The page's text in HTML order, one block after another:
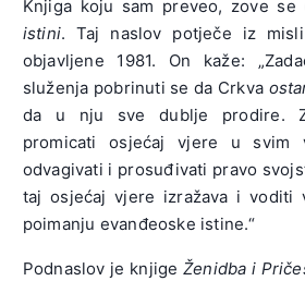
Knjiga koju sam preveo, zove se
istini. Taj naslov potječe iz
objavljene 1981. On kaže:
služenja pobrinuti se da Crkva
da u nju sve dublje prodire.
promicati osjećaj vjere u svim
odvagivati i prosuđivati pravo
taj osjećaj vjere izražava i voditi
poimanju evanđeoske istine.“
Podnaslov je knjige Ženidba i